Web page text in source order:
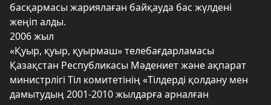
басқармасы жариялаған байқауда бас жүлдені
жеңіп алды.
2006 жыл
«Қуыр, қуыр, қуырмаш» телебағдарламасы
Қазақстан Республикасы Мәдениет және ақпарат
министрлігі Тіл комитетінің «Тілдерді қолдану мен
дамытудың 2001-2010 жылдарға арналған